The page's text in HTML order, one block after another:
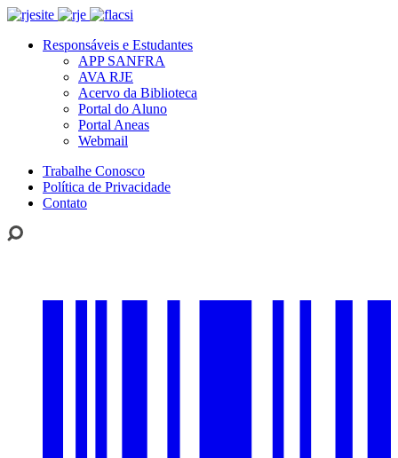
Responsáveis e Estudantes
APP SANFRA
AVA RJE
Acervo da Biblioteca
Portal do Aluno
Portal Aneas
Webmail
Trabalhe Conosco
Política de Privacidade
Contato